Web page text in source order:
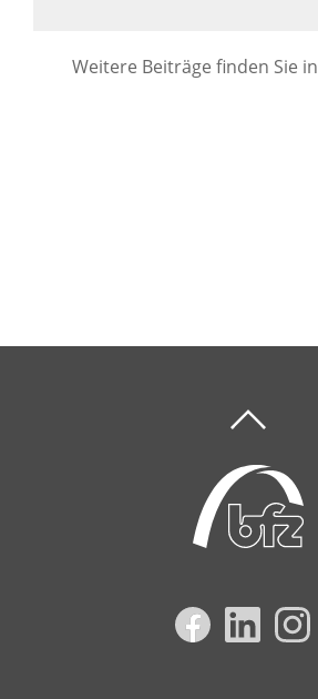
Weitere Beiträge finden Sie in